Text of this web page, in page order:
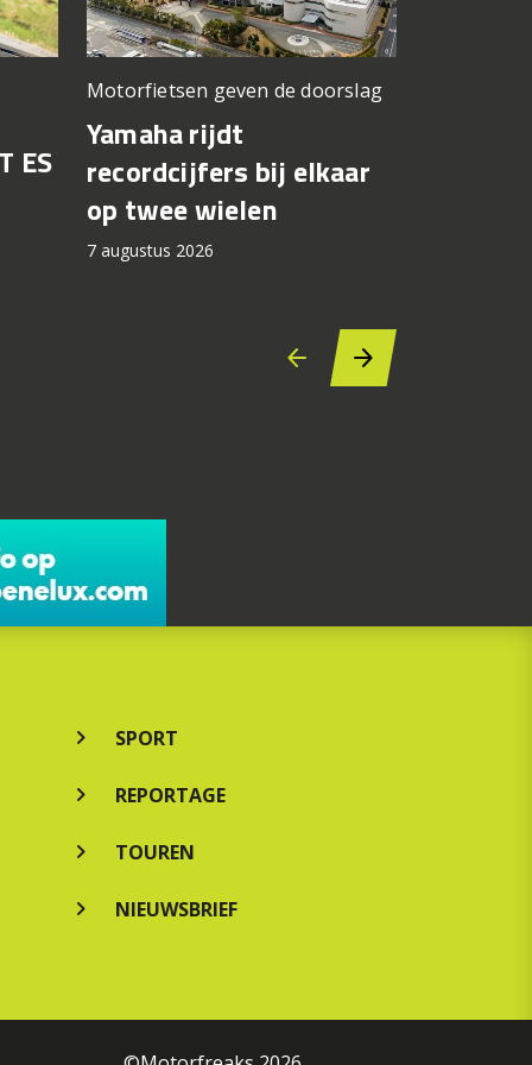
ES
Motorfietsen geven de doorslag
Yamaha rijdt
recordcijfers bij elkaar
op twee wielen
7 augustus 2026
SPORT
REPORTAGE
TOUREN
NIEUWSBRIEF